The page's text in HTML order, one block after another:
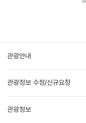
관광안내
관광정보 수정/신규요청
관광정보